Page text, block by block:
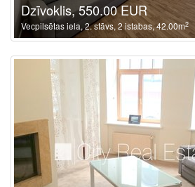
Dzīvoklis, 550.00 EUR
Vecpilsētas iela, 2. stāvs, 2 istabas, 42.00m2